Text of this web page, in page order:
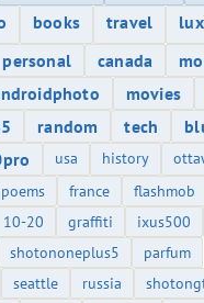
books travel
personal canada
movies
random tech
usa history
poems france flashmob
10-20 graffiti ixus500
shotononeplus5
parfum
seattle russia